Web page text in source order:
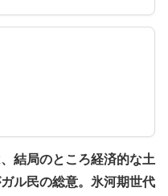
結局のところ経済的な土
ル民の総意。氷河期世代